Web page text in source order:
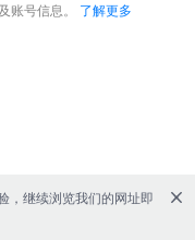
账号信息。 了解更多
，继续浏览我们的网址即